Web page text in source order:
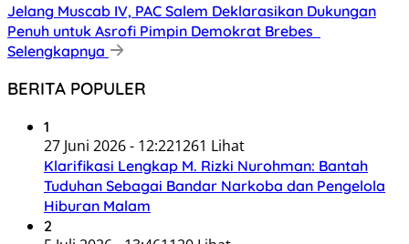
Jelang Muscab IV, PAC Salem Deklarasikan Dukungan
Penuh untuk Asrofi Pimpin Demokrat Brebes
Selengkapnya
BERITA POPULER
1
27 Juni 2026 - 12:221261 Lihat
Klarifikasi Lengkap M. Rizki Nurohman: Bantah
Tuduhan Sebagai Bandar Narkoba dan Pengelola
Hiburan Malam
2